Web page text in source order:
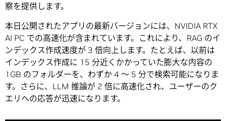
察を提供します。
本日公開されたアプリの最新バージョンには、NVIDIA RTX
AI PC での高速化が含まれています。これにより、RAG のイ
ンデックス作成速度が 3 倍向上します。たとえば、以前は
インデックス作成に 15 分近くかかっていた膨大な内容の
1GB のフォルダーを、わずか 4 ～ 5 分で検索可能になりま
す。さらに、LLM 推論が 2 倍に高速化され、ユーザーのク
エリへの応答が迅速になります。